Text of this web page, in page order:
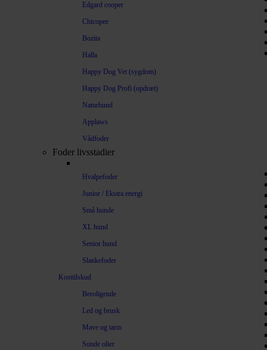
Edgard cooper
Chicopee
Bozita
Halla
Happy Dog Vet (sygdom)
Happy Dog Profi (opdræt)
Naturhund
Applaws
Vådfoder
Foder livsstadier
Hvalpefoder
Junior / Ekstra energi
Små hunde
XL hund
Senior hund
Slankefoder
Kosttilskud
Beroligende
Led og brusk
Mave og tarm
Sunde olier